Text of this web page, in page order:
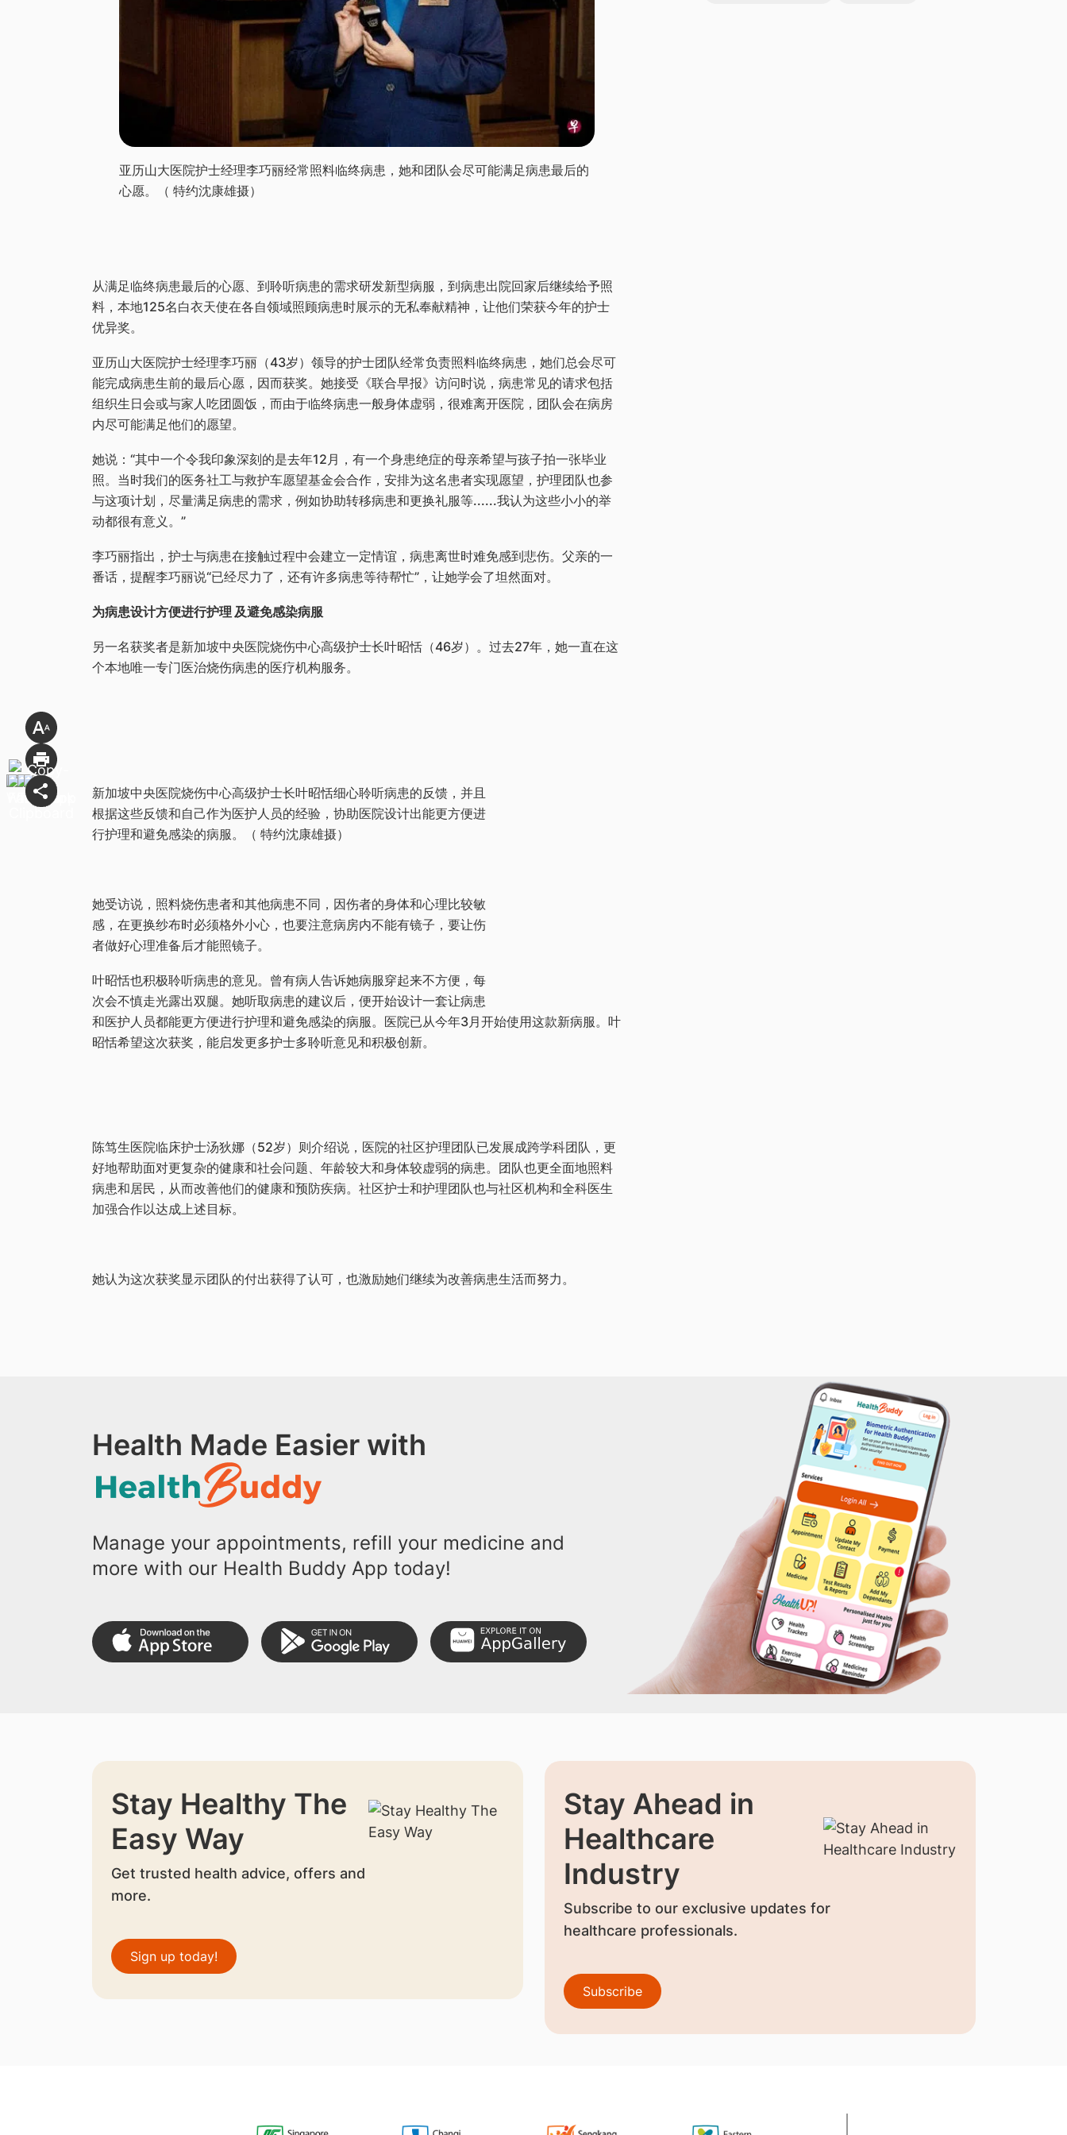
亚历山大医院护士经理李巧丽经常照料临终病患，她和团队会尽可能满足病患最后的
心愿。（ 特约沈康雄摄）
从满足临终病患最后的心愿、到聆听病患的需求研发新型病服，到病患出院回家后继续给予照
料，本地125名白衣天使在各自领域照顾病患时展示的无私奉献精神，让他们荣获今年的护士
优异奖。
亚历山大医院护士经理李巧丽（43岁）领导的护士团队经常负责照料临终病患，她们总会尽可
能完成病患生前的最后心愿，因而获奖。她接受《联合早报》访问时说，病患常见的请求包括
组织生日会或与家人吃团圆饭，而由于临终病患一般身体虚弱，很难离开医院，团队会在病房
内尽可能满足他们的愿望。
她说：“其中一个令我印象深刻的是去年12月，有一个身患绝症的母亲希望与孩子拍一张毕业
照。当时我们的医务社工与救护车愿望基金会合作，安排为这名患者实现愿望，护理团队也参
与这项计划，尽量满足病患的需求，例如协助转移病患和更换礼服等......我认为这些小小的举
动都很有意义。”
李巧丽指出，护士与病患在接触过程中会建立一定情谊，病患离世时难免感到悲伤。父亲的一
番话，提醒李巧丽说“已经尽力了，还有许多病患等待帮忙”，让她学会了坦然面对。
为病患设计方便进行护理 及避免感染病服
另一名获奖者是新加坡中央医院烧伤中心高级护士长叶昭恬（46岁）。过去27年，她一直在这
个本地唯一专门医治烧伤病患的医疗机构服务。
新加坡中央医院烧伤中心高级护士长叶昭恬细心聆听病患的反馈，并且
根据这些反馈和自己作为医护人员的经验，协助医院设计出能更方便进
行护理和避免感染的病服。（ 特约沈康雄摄）
她受访说，照料烧伤患者和其他病患不同，因伤者的身体和心理比较敏
感，在更换纱布时必须格外小心，也要注意病房内不能有镜子，要让伤
者做好心理准备后才能照镜子。
叶昭恬也积极聆听病患的意见。曾有病人告诉她病服穿起来不方便，每
次会不慎走光露出双腿。她听取病患的建议后，便开始设计一套让病患
和医护人员都能更方便进行护理和避免感染的病服。医院已从今年3月开始使用这款新病服。叶
昭恬希望这次获奖，能启发更多护士多聆听意见和积极创新。
陈笃生医院临床护士汤狄娜（52岁）则介绍说，医院的社区护理团队已发展成跨学科团队，更
好地帮助面对更复杂的健康和社会问题、年龄较大和身体较虚弱的病患。团队也更全面地照料
病患和居民，从而改善他们的健康和预防疾病。社区护士和护理团队也与社区机构和全科医生
加强合作以达成上述目标。
她认为这次获奖显示团队的付出获得了认可，也激励她们继续为改善病患生活而努力。
Health Made Easier with
Manage your appointments, refill your medicine and
more with our Health Buddy App today!
Stay Healthy The
Easy Way
Get trusted health advice, offers and
more.
Sign up today!
Stay Ahead in
Healthcare
Industry
Subscribe to our exclusive updates for
healthcare professionals.
Subscribe